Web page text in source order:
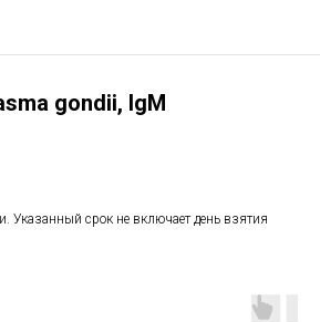
gondii, IgM
Указанный срок не включает день взятия